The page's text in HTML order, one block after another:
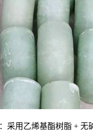
：采用乙烯基酯树脂 +